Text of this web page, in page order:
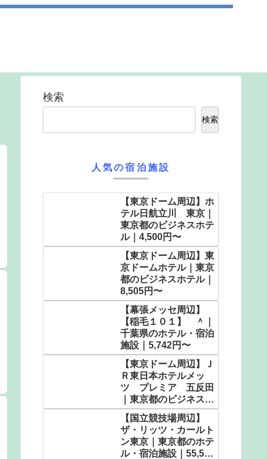
検索
検索
人気の宿泊施設
【東京ドーム周辺】ホ
テル日航立川 東京｜
東京都のビジネスホテ
ル｜4,500円〜
【東京ドーム周辺】東
京ドームホテル｜東京
都のビジネスホテル｜
8,505円〜
【幕張メッセ周辺】
【稲毛１０１】 ＾｜
千葉県のホテル・宿泊
施設｜5,742円〜
【東京ドーム周辺】Ｊ
Ｒ東日本ホテルメッ
ツ プレミア 五反田
｜東京都のビジネスホ
テル｜6,960円〜
【国立競技場周辺】
ザ・リッツ・カールト
ン東京｜東京都のホテ
ル・宿泊施設｜55,592